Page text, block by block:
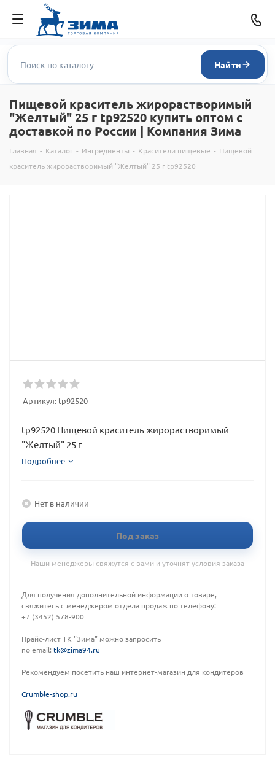
Найти
Пищевой краситель жирорастворимый
"Желтый" 25 г tp92520 купить оптом с
доставкой по России | Компания Зима
Главная - Каталог - Ингредиенты - Красители пищевые - Пищевой
краситель жирорастворимый "Желтый" 25 г tp92520
Артикул: tp92520
tp92520 Пищевой краситель жирорастворимый
"Желтый" 25 г
Подробнее
Нет в наличии
Под заказ
Наши менеджеры свяжутся с вами и уточнят условия заказа
Для получения дополнительной информации о товаре,
свяжитесь с менеджером отдела продаж по телефону:
+7 (3452) 578-900
Прайс-лист ТК "Зима" можно запросить
по email: tk@zima94.ru
Рекомендуем посетить наш интернет-магазин для кондитеров
Crumble-shop.ru